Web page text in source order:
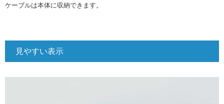
ケーブルは本体に収納できます。
見やすい表示